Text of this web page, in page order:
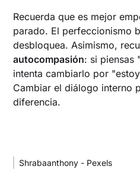
Recuerda que es mejor
parado. El perfeccionismo
desbloquea. Asimismo,
autocompasión: si piensas
intenta cambiarlo por
Cambiar el diálogo interno
diferencia.
Shrabaanthony - Pexels